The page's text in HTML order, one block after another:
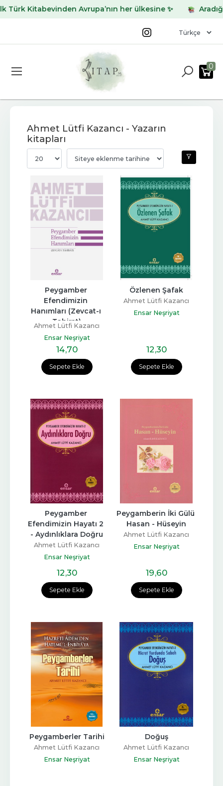
Avrupa’nın her ülkesine ✨ Aradığınız
0
Ahmet Lütfi Kazancı - Yazarın
kitapları
Sepete Ekle
Peygamber
Efendimizin
Hanımları (Zevcat-ı
Tahirat)
Ahmet Lütfi Kazancı
Ensar Neşriyat
14,70
Sepete Ekle
Özlenen Şafak
Ahmet Lütfi Kazancı
Ensar Neşriyat
12,30
Sepete Ekle
Peygamber
Efendimizin Hayatı 2
- Aydınlıklara Doğru
Ahmet Lütfi Kazancı
Ensar Neşriyat
12,30
Sepete Ekle
Peygamberin İki Gülü
Hasan - Hüseyin
Ahmet Lütfi Kazancı
Ensar Neşriyat
19,60
Peygamberler Tarihi
Ahmet Lütfi Kazancı
Ensar Neşriyat
Doğuş
Ahmet Lütfi Kazancı
Ensar Neşriyat